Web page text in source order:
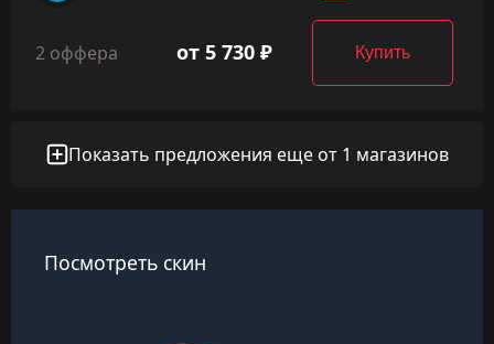
2 оффера от 5 730 ₽ Купить
Показать предложения еще от 1 магазинов
Посмотреть скин